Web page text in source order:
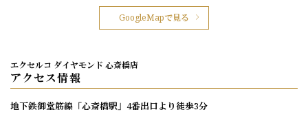
GoogleMapで見る
エクセルコ ダイヤモンド 心斎橋店
アクセス情報
地下鉄御堂筋線「心斎橋駅」4番出口より徒歩3分